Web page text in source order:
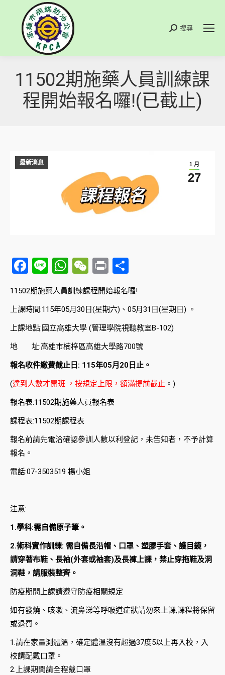
搜 搜尋
11502期施藥人員訓練課
程開始報名囉!(已截止)
1 月
27
最新消息
Facebook
LineWhatsApp
WeChat
Print
11502期施藥人員訓練課程開始報名囉!
上課時間:115年05月30日(星期六)、05月31日(星期日) 。
上課地點:國立高雄大學 (管理學院視聽教室B-102)
地 址:高雄市楠梓區高雄大學路700號
報名收件繳費截止日: 115年05月20日止。
(達到人數才開班 ，按規定上限，額滿提前截止 。)
報名表:11502期施藥人員報名表
課程表:11502期課程表
報名前請先電洽確認參訓人數以利登記，未告知者，不予計算
報名。
電話:07-3503519 楊小姐
注意:
1.學科:需自備原子筆。
2.術科實作訓練: 需自備長沿帽、口罩、塑膠手套、護目鏡，
請穿著布鞋、長袖(外套或袖套)及長褲上課，禁止穿拖鞋及洞
洞鞋，請服裝整齊。
防疫期間上課請遵守防疫相關規定
如有發燒、咳嗽、流鼻涕等呼吸道症狀請勿來上課,課程將保留
或退費。
1.請在家量測體溫，確定體溫沒有超過37度5以上再入校，入
校請配戴口罩。
2.上課期間請全程戴口罩